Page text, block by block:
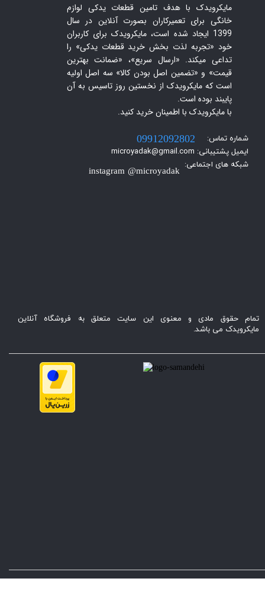
مایکرویدک با هدف تامین قطعات یدکی لوازم
خانگی برای تعمیرکاران بصورت آنلاین در سال
1399 ایجاد شده است، مایکرویدک برای کاربران
خود «تجربه لذت بخش خرید قطعات یدکی» را
تداعی میکند. «ارسال سریع»، «ضمانت بهترین
قیمت» و «تضمین اصل بودن کالا» سه اصل اولیه
است که مایکرویدک از نخستین روز تاسیس به آن
پایبند بوده است.
با مایکرویدک با اطمینان خرید کنید.​​​​​​​
شماره تماس:
ایمیل پشتیبانی: microyadak@gmail.com
شبکه های اجتماعی:
instagram @microyadak
09912092802
تمام حقوق مادی و معنوی این سایت متعلق به فروشگاه آنلاین
مایکرویدک می باشد.